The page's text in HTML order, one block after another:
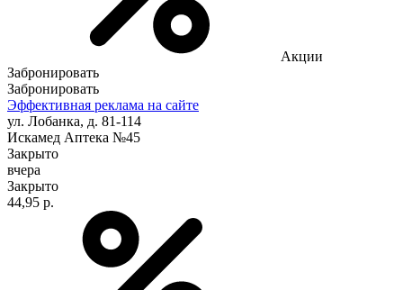
Акции
Забронировать
Забронировать
Эффективная реклама на сайте
ул. Лобанка, д. 81-114
Искамед Аптека №45
Закрыто
вчера
Закрыто
44,95 р.